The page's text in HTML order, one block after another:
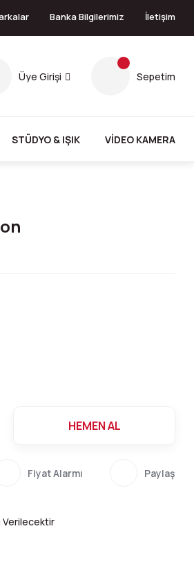
Banka Bilgilerimiz İletişim
Üye Girişi Sepetim
STÜDYO & IŞIK VİDEO KAMERA
HEMEN AL
Fiyat Alarmı Paylaş
Verilecektir